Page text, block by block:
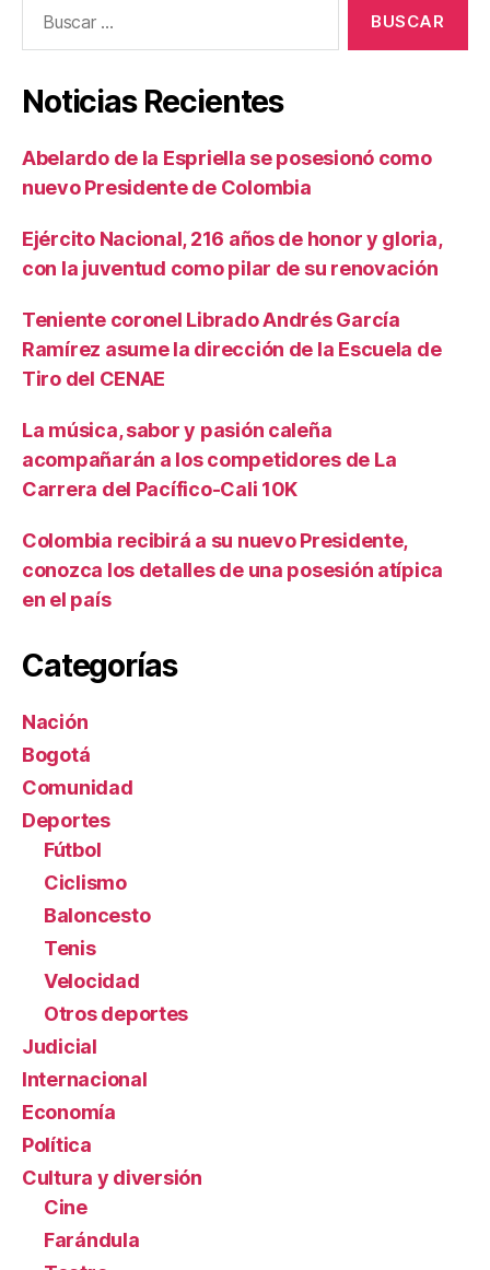
Noticias Recientes
Abelardo de la Espriella se posesionó como
nuevo Presidente de Colombia
Ejército Nacional, 216 años de honor y gloria,
con la juventud como pilar de su renovación
Teniente coronel Librado Andrés García
Ramírez asume la dirección de la Escuela de
Tiro del CENAE
La música, sabor y pasión caleña
acompañarán a los competidores de La
Carrera del Pacífico-Cali 10K
Colombia recibirá a su nuevo Presidente,
conozca los detalles de una posesión atípica
en el país
Categorías
Nación
Bogotá
Comunidad
Deportes
Fútbol
Ciclismo
Baloncesto
Tenis
Velocidad
Otros deportes
Judicial
Internacional
Economía
Política
Cultura y diversión
Cine
Farándula